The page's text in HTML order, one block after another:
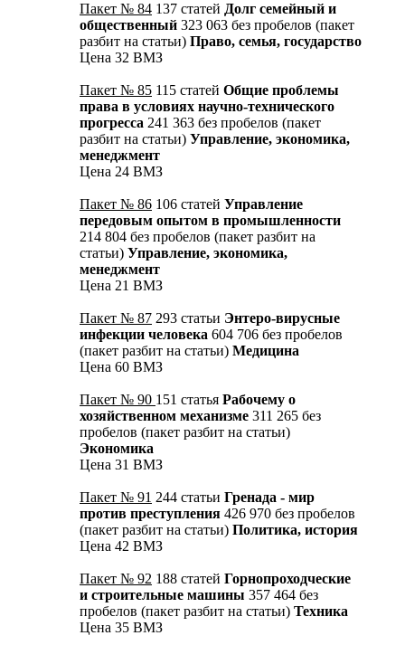
Пакет № 84 137 статей Долг семейный и
общественный 323 063 без пробелов (пакет
разбит на статьи) Право, семья, государство
Цена 32 ВМЗ
Пакет № 85 115 статей Общие проблемы
права в условиях научно-технического
прогресса 241 363 без пробелов (пакет
разбит на статьи) Управление, экономика,
менеджмент
Цена 24 ВМЗ
Пакет № 86 106 статей Управление
передовым опытом в промышленности
214 804 без пробелов (пакет разбит на
статьи) Управление, экономика,
менеджмент
Цена 21 ВМЗ
Пакет № 87 293 статьи Энтеро-вирусные
инфекции человека 604 706 без пробелов
(пакет разбит на статьи) Медицина
Цена 60 ВМЗ
Пакет № 90 151 статья Рабочему о
хозяйственном механизме 311 265 без
пробелов (пакет разбит на статьи)
Экономика
Цена 31 ВМЗ
Пакет № 91 244 статьи Гренада - мир
против преступления 426 970 без пробелов
(пакет разбит на статьи) Политика, история
Цена 42 ВМЗ
Пакет № 92 188 статей Горнопроходческие
и строительные машины 357 464 без
пробелов (пакет разбит на статьи) Техника
Цена 35 ВМЗ